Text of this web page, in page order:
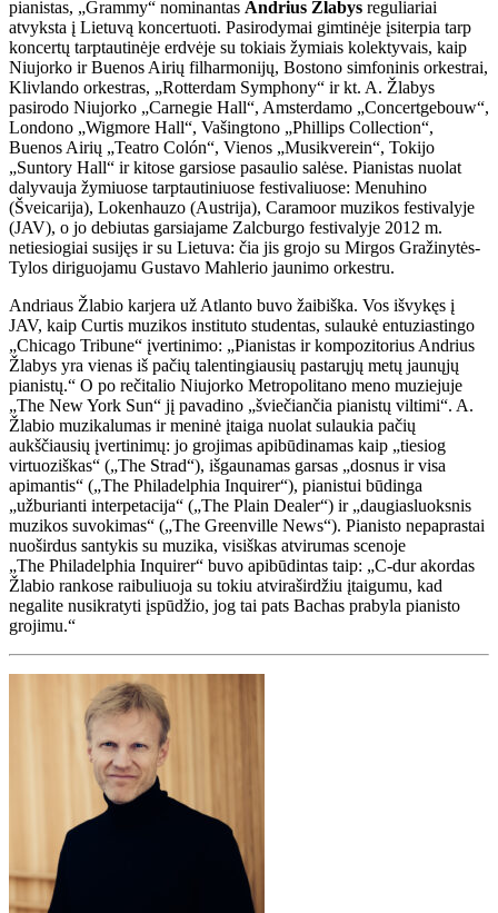
pianistas, „Grammy“ nominantas Andrius Žlabys reguliariai
atvyksta į Lietuvą koncertuoti. Pasirodymai gimtinėje įsiterpia tarp
koncertų tarptautinėje erdvėje su tokiais žymiais kolektyvais, kaip
Niujorko ir Buenos Airių filharmonijų, Bostono simfoninis orkestrai,
Klivlando orkestras, „Rotterdam Symphony“ ir kt. A. Žlabys
pasirodo Niujorko „Carnegie Hall“, Amsterdamo „Concertgebouw“,
Londono „Wigmore Hall“, Vašingtono „Phillips Collection“,
Buenos Airių „Teatro Colón“, Vienos „Musikverein“, Tokijo
„Suntory Hall“ ir kitose garsiose pasaulio salėse. Pianistas nuolat
dalyvauja žymiuose tarptautiniuose festivaliuose: Menuhino
(Šveicarija), Lokenhauzo (Austrija), Caramoor muzikos festivalyje
(JAV), o jo debiutas garsiajame Zalcburgo festivalyje 2012 m.
netiesiogiai susijęs ir su Lietuva: čia jis grojo su Mirgos Gražinytės-
Tylos diriguojamu Gustavo Mahlerio jaunimo orkestru.
Andriaus Žlabio karjera už Atlanto buvo žaibiška. Vos išvykęs į
JAV, kaip Curtis muzikos instituto studentas, sulaukė entuziastingo
„Chicago Tribune“ įvertinimo: „Pianistas ir kompozitorius Andrius
Žlabys yra vienas iš pačių talentingiausių pastarųjų metų jaunųjų
pianistų.“ O po rečitalio Niujorko Metropolitano meno muziejuje
„The New York Sun“ jį pavadino „šviečiančia pianistų viltimi“. A.
Žlabio muzikalumas ir meninė įtaiga nuolat sulaukia pačių
aukščiausių įvertinimų: jo grojimas apibūdinamas kaip „tiesiog
virtuoziškas“ („The Strad“), išgaunamas garsas „dosnus ir visa
apimantis“ („The Philadelphia Inquirer“), pianistui būdinga
„užburianti interpetacija“ („The Plain Dealer“) ir „daugiasluoksnis
muzikos suvokimas“ („The Greenville News“). Pianisto nepaprastai
nuoširdus santykis su muzika, visiškas atvirumas scenoje
„The Philadelphia Inquirer“ buvo apibūdintas taip: „C-dur akordas
Žlabio rankose raibuliuoja su tokiu atviraširdžiu įtaigumu, kad
negalite nusikratyti įspūdžio, jog tai pats Bachas prabyla pianisto
grojimu.“